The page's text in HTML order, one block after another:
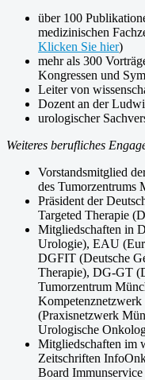
über 100
medizinischen
Klicken Sie hier)
mehr als 300
Kongressen und
Leiter von
Dozent an der
urologischer
Weiteres berufliches
Vorstandsmitglied
des Tumorzentrums
Präsident der
Targeted Therapie
Mitgliedschaften in
Urologie), EAU
DGFIT (Deutsche
Therapie), DG-GT
Tumorzentrum
(Praxisnetzwerk
Urologische
Mitgliedschaften im
Zeitschriften
Board